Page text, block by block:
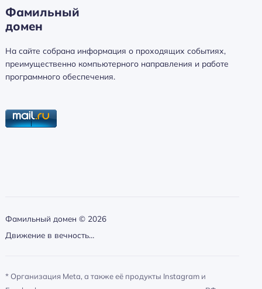
Фамильный
домен
На сайте собрана информация о проходящих событиях,
преимущественно компьютерного направления и работе
программного обеспечения.
Фамильный домен © 2026
Движение в вечность…
* Организация Meta, а также её продукты Instagram и
Н
а
й
т
и